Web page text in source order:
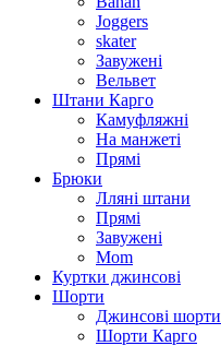
Joggers
skater
Завужені
Вельвет
Штани Карго
Камуфляжні
На манжеті
Прямі
Брюки
Лляні штани
Прямі
Завужені
Mom
Куртки джинсові
Шорти
Джинсові шорти
Шорти Карго